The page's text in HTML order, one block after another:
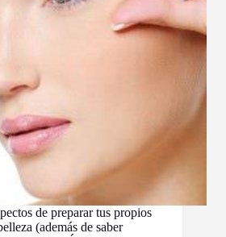
de preparar tus propios
(además de saber